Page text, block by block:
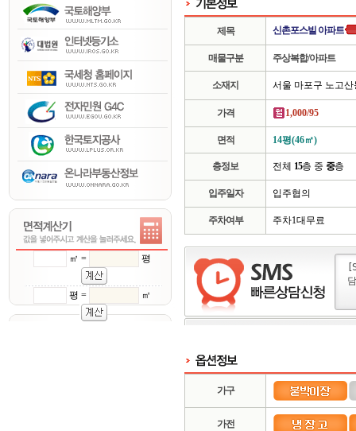
㎡ = 평
평 = ㎡
제목 신촌포스빌 아파트
매물구분 주상복합/아파트
소재지 서울 마포구 노고산
가격 1,000/95
면적 14평(46㎡)
층정보 전체 15층 중 중층
입주일자 입주협의
주차여부 주차1대무료
가구
가전